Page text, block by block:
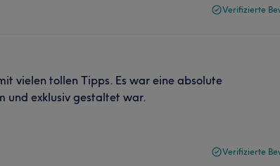
Verifizierte
vielen tollen Tipps. Es war eine absolute
und exklusiv gestaltet war.
Verifizierte